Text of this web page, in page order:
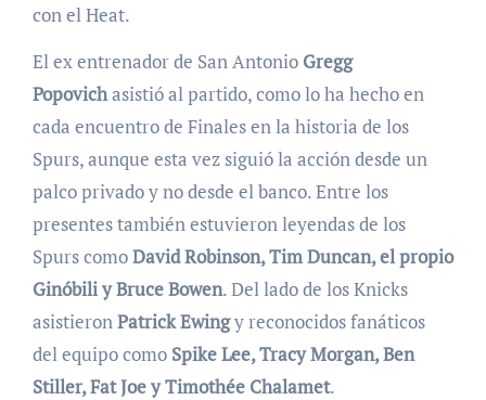
con el Heat.
El ex entrenador de San Antonio Gregg
Popovichasistió al partido, como lo ha hecho en
cada encuentro de Finales en la historia de los
Spurs, aunque esta vez siguió la acción desde un
palco privado y no desde el banco. Entre los
presentes también estuvieron leyendas de los
Spurs comoDavid Robinson, Tim Duncan, el propio
Ginóbili y Bruce Bowen. Del lado de los Knicks
asistieronPatrick Ewingy reconocidos fanáticos
del equipo como Spike Lee, Tracy Morgan, Ben
Stiller, Fat Joe y Timothée Chalamet.